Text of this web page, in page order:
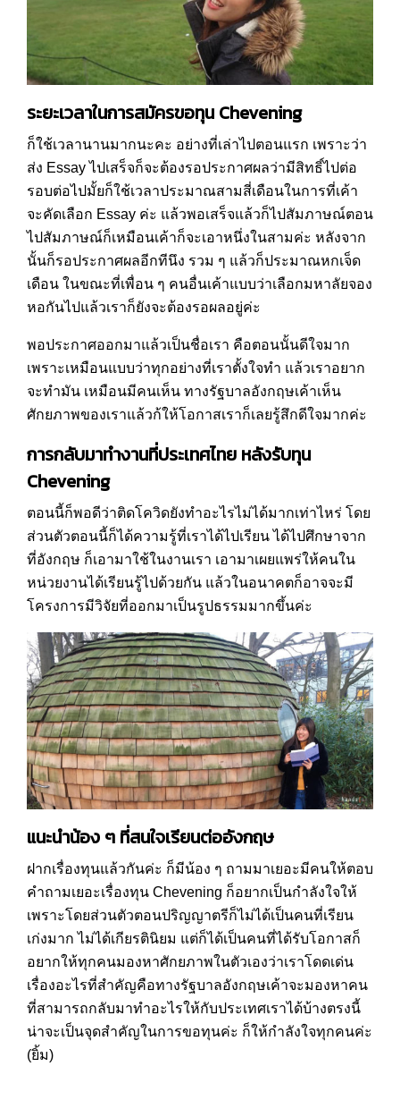
ระยะเวลาในการสมัครขอทุน Chevening
ก็ใช้เวลานานมากนะคะ อย่างที่เล่าไปตอนแรก เพราะว่า
ส่ง Essay ไปเสร็จก็จะต้องรอประกาศผลว่ามีสิทธิ์ไปต่อ
รอบต่อไปมั้ยก็ใช้เวลาประมาณสามสี่เดือนในการที่เค้า
จะคัดเลือก Essay ค่ะ แล้วพอเสร็จแล้วก็ไปสัมภาษณ์ตอน
ไปสัมภาษณ์ก็เหมือนเค้าก็จะเอาหนึ่งในสามค่ะ หลังจาก
นั้นก็รอประกาศผลอีกทีนึง รวม ๆ แล้วก็ประมาณหกเจ็ด
เดือน ในขณะที่เพื่อน ๆ คนอื่นเค้าแบบว่าเลือกมหาลัยจอง
หอกันไปแล้วเราก็ยังจะต้องรอผลอยู่ค่ะ
พอประกาศออกมาแล้วเป็นชื่อเรา คือตอนนั้นดีใจมาก
เพราะเหมือนแบบว่าทุกอย่างที่เราตั้งใจทำ แล้วเราอยาก
จะทำมัน เหมือนมีคนเห็น ทางรัฐบาลอังกฤษเค้าเห็น
ศักยภาพของเราแล้วก้ให้โอกาสเราก็เลยรู้สึกดีใจมากค่ะ
การกลับมาทำงานที่ประเทศไทย หลังรับทุน
Chevening
ตอนนี้ก็พอดีว่าติดโควิดยังทำอะไรไม่ได้มากเท่าไหร่ โดย
ส่วนตัวตอนนี้ก็ได้ความรู้ที่เราได้ไปเรียน ได้ไปศึกษาจาก
ที่อังกฤษ ก็เอามาใช้ในงานเรา เอามาเผยแพร่ให้คนใน
หน่วยงานได้เรียนรู้ไปด้วยกัน แล้วในอนาคตก็อาจจะมี
โครงการมีวิจัยที่ออกมาเป็นรูปธรรมมากขึ้นค่ะ
แนะนำน้อง ๆ ที่สนใจเรียนต่ออังกฤษ
ฝากเรื่องทุนแล้วกันค่ะ ก็มีน้อง ๆ ถามมาเยอะมีคนให้ตอบ
คำถามเยอะเรื่องทุน Chevening ก็อยากเป็นกำลังใจให้
เพราะโดยส่วนตัวตอนปริญญาตรีก็ไม่ได้เป็นคนที่เรียน
เก่งมาก ไม่ได้เกียรตินิยม แต่ก็ได้เป็นคนที่ได้รับโอกาสก็
อยากให้ทุกคนมองหาศักยภาพในตัวเองว่าเราโดดเด่น
เรื่องอะไรที่สำคัญคือทางรัฐบาลอังกฤษเค้าจะมองหาคน
ที่สามารถกลับมาทำอะไรให้กับประเทศเราได้บ้างตรงนี้
น่าจะเป็นจุดสำคัญในการขอทุนค่ะ ก็ให้กำลังใจทุกคนค่ะ
(ยิ้ม)